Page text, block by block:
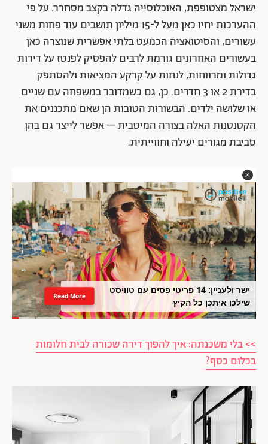
ישראל מצטופפת, האוכלוסייה גדלה בקצב מסחרר. על פי
ההערכות יחיו כאן מעל ל-15 מיליון תושבים עוד פחות משני
עשורים, והסיטואציה הכמעט בלתי אפשרית שנוצרה כאן
בעשורים האחרונים גורמת לרבים להפסיק לפנטז על דירות
גדולות ומרווחות, לנחות על קרקע המציאות ולהסתפק
בדירת 2 או 3 חדרים. כן, גם כשמדובר במשפחה עם שניים
או שלושה ילדים. הבשורות הטובות הן שאם מתכננים את
הקטנטנות האלה בצורה המיטבית – אפשר לייצר גם בהן
סביבת מגורים יעילה וחווייתית.
ישר ולעניין: 14 פריטי פסים עם טוויסט
שילכו איתכן כל הקיץ
Read More
>> בלי משכנתה: איך להפוך דירה שכורה לבית חלומות
בכלום כסף?